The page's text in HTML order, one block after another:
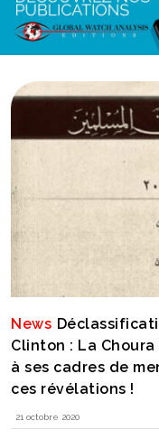
News
Clinton : La
à ses cadres de
ces révélations !
21 octobre 2020